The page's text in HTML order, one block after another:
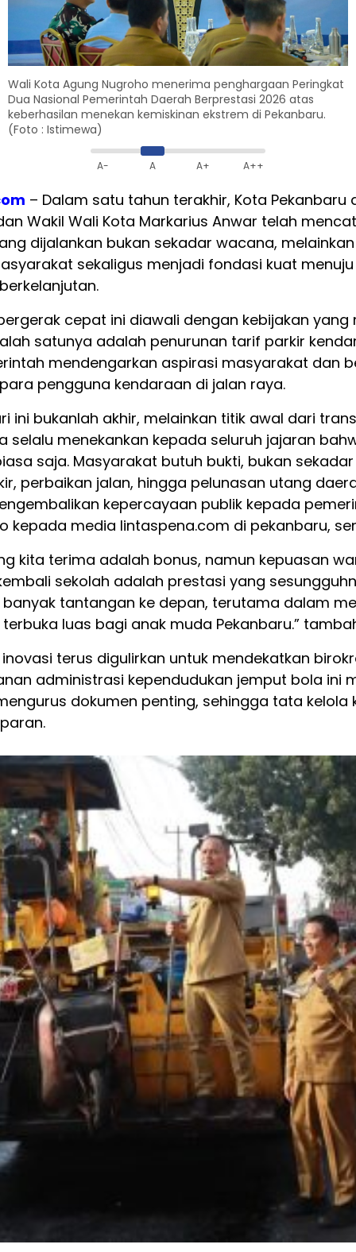
Wali Kota Agung Nugroho menerima penghargaan Peringkat
Dua Nasional Pemerintah Daerah Berprestasi 2026 atas
keberhasilan menekan kemiskinan ekstrem di Pekanbaru.
(Foto : Istimewa)
A- A A+ A++
– Dalam satu tahun terakhir, Kota
Wakil Wali Kota Markarius Anwar telah
dijalankan bukan sekadar wacana,
sekaligus menjadi fondasi kuat
cepat ini diawali dengan kebijakan yang
satunya adalah penurunan tarif parkir
mendengarkan aspirasi masyarakat dan
pengguna kendaraan di jalan raya.
ini bukanlah akhir, melainkan titik awal dari
menekankan kepada seluruh jajaran
saja. Masyarakat butuh bukti, bukan
perbaikan jalan, hingga pelunasan utang
kepercayaan publik kepada
kepada media lintaspena.com di pekanbaru,
kita terima adalah bonus, namun kepuasan
sekolah adalah prestasi yang
banyak tantangan ke depan, terutama dalam
luas bagi anak muda Pekanbaru.”
terus digulirkan untuk mendekatkan
administrasi kependudukan jemput bola ini
dokumen penting, sehingga tata kelola